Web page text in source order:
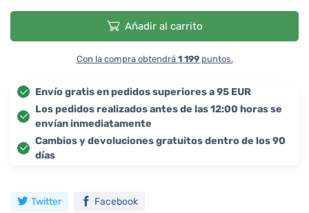
Añadir al carrito
Con la compra obtendrá 1 199puntos.
Envío gratis en pedidos superiores a 95 EUR
Los pedidos realizados antes de las 12:00 horas se
envían inmediatamente
Cambios y devoluciones gratuitos dentro de los 90
días
Twitter Facebook